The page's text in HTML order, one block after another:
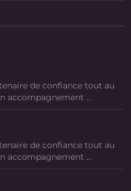
de confiance tout au
accompagnement ...
de confiance tout au
accompagnement ...